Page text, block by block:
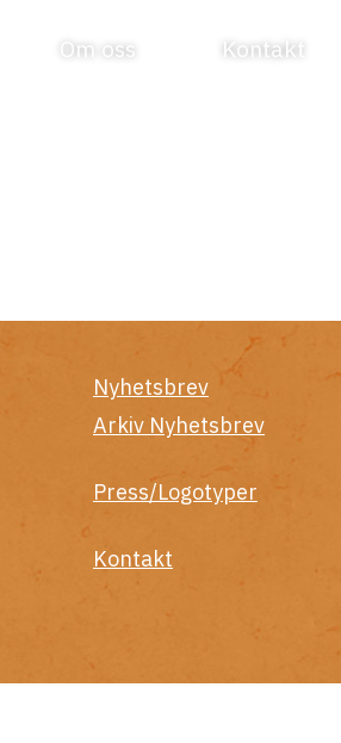
Om oss Kontakt
Nyhetsbrev
Arkiv Nyhetsbrev
Press/Logotyper
Kontakt